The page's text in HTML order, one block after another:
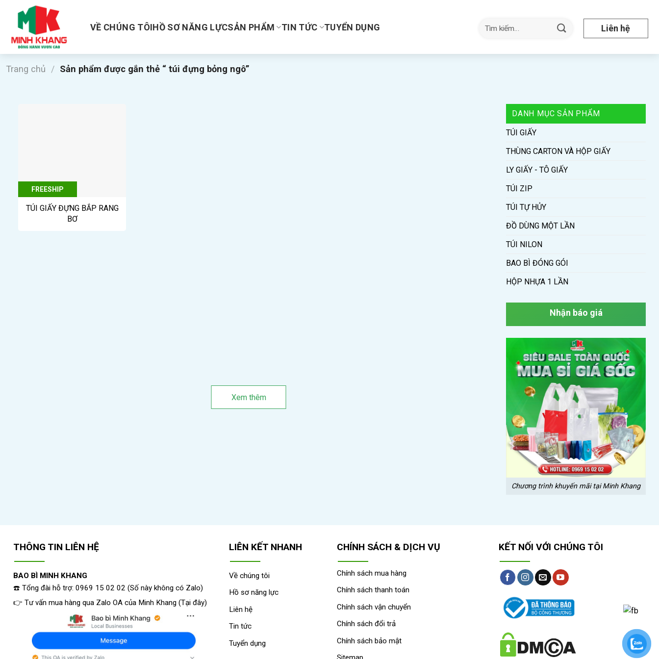
content
VỀ CHÚNG TÔIHỒ SƠ NĂNG LỰCSẢN PHẨM TIN TỨC TUYỂN DỤNG
Tìm
Liên hệ
Trang chủ / Sản phẩm được gắn thẻ “ túi đựng bỏng ngô”
FREESHIP
TÚI GIẤY ĐỰNG BẮP RANG
BƠ
Xem thêm
DANH MỤC SẢN PHẨM
TÚI GIẤY
THÙNG CARTON VÀ HỘP GIẤY
LY GIẤY - TÔ GIẤY
TÚI ZIP
TÚI TỰ HỦY
ĐỒ DÙNG MỘT LẦN
TÚI NILON
BAO BÌ ĐÓNG GÓI
HỘP NHỰA 1 LẦN
Nhận báo giá
Chương trình khuyến mãi tại Minh Khang
THÔNG TIN LIÊN HỆ
BAO BÌ MINH KHANG
☎️ Tổng đài hỗ trợ: 0969 15 02 02 (Số này không có Zalo)
👉 Tư vấn mua hàng qua Zalo OA của Minh Khang (Tại đây)
LIÊN KẾT NHANH
Về chúng tôi
Hồ sơ năng lực
Liên hệ
Tin tức
Tuyển dụng
CHÍNH SÁCH & DỊCH VỤ
Chính sách mua hàng
Chính sách thanh toán
Chính sách vận chuyển
Chính sách đổi trả
Chính sách bảo mật
KẾT NỐI VỚI CHÚNG TÔI